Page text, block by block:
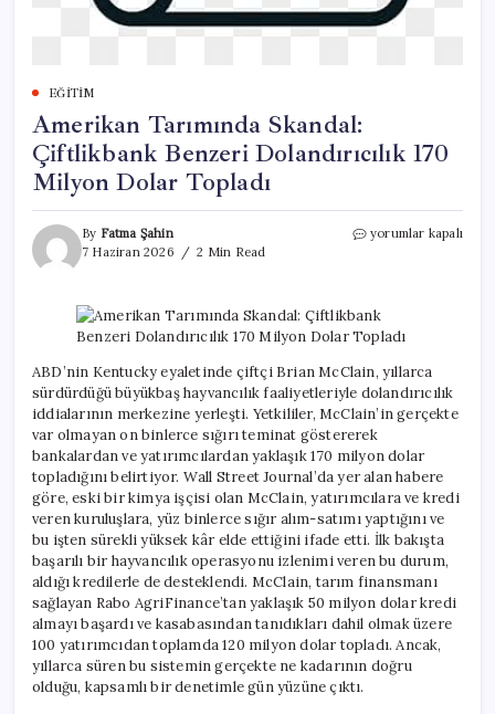
EĞITIM
Amerikan Tarımında Skandal:
Çiftlikbank Benzeri Dolandırıcılık 170
Milyon Dolar Topladı
By Fatma Şahin
7 Haziran 2026
2 Min Read
Amerikan
Benzeri
Dolandırıcılık
170
Milyon
Dolar
Topladı
için
yorumlar kapalı
ABD’nin Kentucky eyaletinde çiftçi Brian McClain, yıllarca
sürdürdüğü büyükbaş hayvancılık faaliyetleriyle dolandırıcılık
iddialarının merkezine yerleşti. Yetkililer, McClain’in gerçekte
var olmayan on binlerce sığırı teminat göstererek
bankalardan ve yatırımcılardan yaklaşık 170 milyon dolar
topladığını belirtiyor. Wall Street Journal’da yer alan habere
göre, eski bir kimya işçisi olan McClain, yatırımcılara ve kredi
veren kuruluşlara, yüz binlerce sığır alım-satımı yaptığını ve
bu işten sürekli yüksek kâr elde ettiğini ifade etti. İlk bakışta
başarılı bir hayvancılık operasyonu izlenimi veren bu durum,
aldığı kredilerle de desteklendi. McClain, tarım finansmanı
sağlayan Rabo AgriFinance’tan yaklaşık 50 milyon dolar kredi
almayı başardı ve kasabasından tanıdıkları dahil olmak üzere
100 yatırımcıdan toplamda 120 milyon dolar topladı. Ancak,
yıllarca süren bu sistemin gerçekte ne kadarının doğru
olduğu, kapsamlı bir denetimle gün yüzüne çıktı.